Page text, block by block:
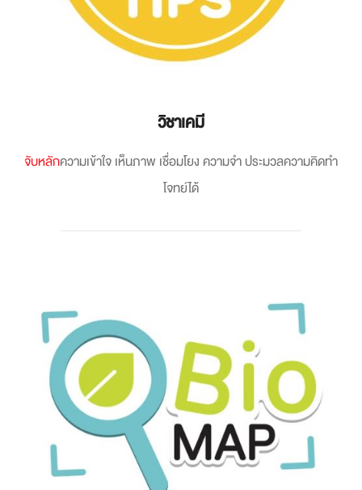
วิชาเคมี
จับหลักความเข้าใจ เห็นภาพ เชื่อมโยง ความจำ ประมวลความคิดทำ
โจทย์ได้